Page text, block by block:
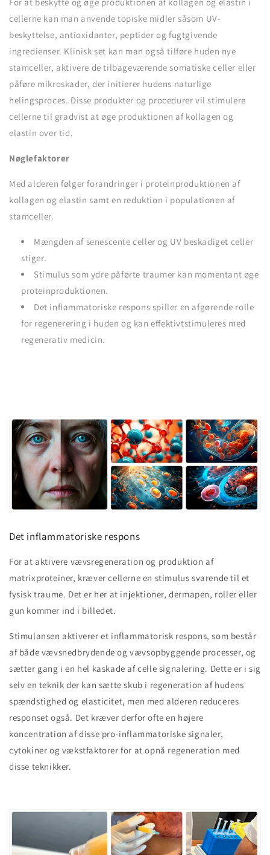
cellerne kan man anvende topiske midler såsom UV-
beskyttelse, antioxidanter, peptider og fugtgivende
ingredienser. Klinisk set kan man også tilføre huden nye
stamceller, aktivere de tilbageværende somatiske celler eller
påføre mikroskader, der initierer hudens naturlige
helingsproces. Disse produkter og procedurer vil stimulere
cellerne til gradvist at øge produktionen af kollagen og
elastin over tid.
Nøglefaktorer
Med alderen følger forandringer i proteinproduktionen af
kollagen og elastin samt en reduktion i populationen af
stamceller.
Mængden af senescente celler og UV beskadiget celler
stiger.
Stimulus som ydre påførte traumer kan momentant øge
proteinproduktionen.
Det inflammatoriske respons spiller en afgørende rolle
for regenerering i huden og kan effektivtstimuleres med
regenerativ medicin.
Det inflammatoriske respons
For at aktivere vævsregeneration og produktion af
matrixproteiner, kræver cellerne en stimulus svarende til et
fysisk traume. Det er her at injektioner, dermapen, roller eller
gun kommer ind i billedet.
Stimulansen aktiverer et inflammatorisk respons, som består
af både vævsnedbrydende og vævsopbyggende processer, og
sætter gang i en hel kaskade af celle signalering. Dette er i sig
selv en teknik der kan sætte skub i regeneration af hudens
spændstighed og elasticitet, men med alderen reduceres
responset også. Det kræver derfor ofte en højere
koncentration af disse pro-inflammatoriske signaler,
cytokiner og vækstfaktorer for at opnå regeneration med
disse teknikker.